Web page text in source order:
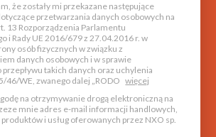
że zostały mi przekazane następujące
przetwarzania danych osobowych na
13 Rozporządzenia Parlamentu
i Rady UE 2016/679 z 27.04.2016 r. w
osób fizycznych w związku z
danych osobowych i w sprawie
takich danych oraz uchylenia
46/WE, zwanego dalej „RODO więcej
na otrzymywanie drogą elektroniczną na
mnie adres e-mail informacji handlowych,
i usług oferowanych przez NXO sp.